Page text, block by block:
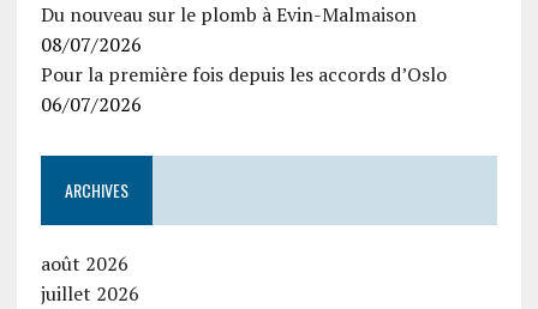
Du nouveau sur le plomb à Evin-Malmaison
08/07/2026
Pour la première fois depuis les accords d’Oslo
06/07/2026
ARCHIVES
août 2026
juillet 2026